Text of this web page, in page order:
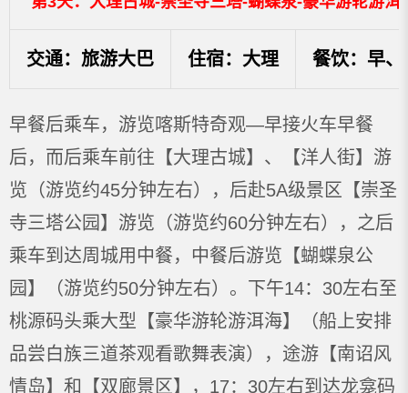
交通：旅游大巴 住宿：大理 餐饮：早、
早餐后乘车，游览喀斯特奇观—早接火车早餐
后，而后乘车前往【大理古城】、【洋人街】游
览（游览约45分钟左右），后赴5A级景区【崇圣
寺三塔公园】游览（游览约60分钟左右），之后
乘车到达周城用中餐，中餐后游览【蝴蝶泉公
园】（游览约50分钟左右）。下午14：30左右至
桃源码头乘大型【豪华游轮游洱海】（船上安排
品尝白族三道茶观看歌舞表演），途游【南诏风
情岛】和【双廊景区】，17：30左右到达龙龛码